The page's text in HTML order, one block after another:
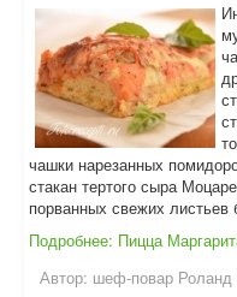
чашки нарезанных
стакан тертого сыра
порванных свежих листьев
Подробнее: Пицца
Автор: шеф-повар